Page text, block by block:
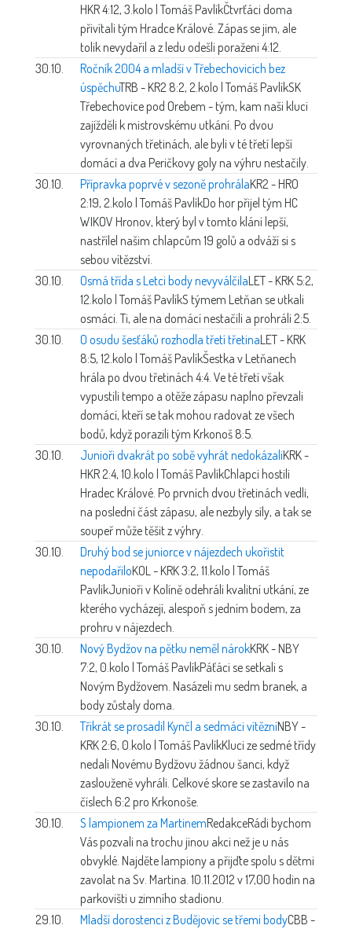
HKR 4:12, 3.kolo | Tomáš PavlíkČtvrťáci doma
přivítali tým Hradce Králové. Zápas se jim, ale
tolik nevydařil a z ledu odešli poraženi 4:12.
30.10.
Ročník 2004 a mladší v Třebechovicích bez
úspěchuTRB - KR2 8:2, 2.kolo | Tomáš PavlíkSK
Třebechovice pod Orebem - tým, kam naši kluci
zajížděli k mistrovskému utkání. Po dvou
vyrovnaných třetinách, ale byli v té třetí lepší
domácí a dva Peričkovy goly na výhru nestačily.
30.10.
Přípravka poprvé v sezoně prohrálaKR2 - HRO
2:19, 2.kolo | Tomáš PavlíkDo hor přijel tým HC
WIKOV Hronov, který byl v tomto klání lepší,
nastřílel našim chlapcům 19 golů a odváží si s
sebou vítězství.
30.10.
Osmá třída s Letci body nevyválčilaLET - KRK 5:2,
12.kolo | Tomáš PavlíkS týmem Letňan se utkali
osmáci. Ti, ale na domácí nestačili a prohráli 2:5.
30.10.
O osudu šesťáků rozhodla třetí třetinaLET - KRK
8:5, 12.kolo | Tomáš PavlíkŠestka v Letňanech
hrála po dvou třetinách 4:4. Ve té třetí však
vypustili tempo a otěže zápasu naplno převzali
domácí, kteří se tak mohou radovat ze všech
bodů, když porazili tým Krkonoš 8:5.
30.10.
Junioři dvakrát po sobě vyhrát nedokázaliKRK -
HKR 2:4, 10.kolo | Tomáš PavlíkChlapci hostili
Hradec Králové. Po prvních dvou třetinách vedli,
na poslední část zápasu, ale nezbyly síly, a tak se
soupeř může těšit z výhry.
30.10.
Druhý bod se juniorce v nájezdech ukořistit
nepodařiloKOL - KRK 3:2, 11.kolo | Tomáš
PavlíkJunioři v Kolíně odehráli kvalitní utkání, ze
kterého vycházejí, alespoň s jedním bodem, za
prohru v nájezdech.
30.10.
Nový Bydžov na pětku neměl nárokKRK - NBY
7:2, 0.kolo | Tomáš PavlíkPáťáci se setkali s
Novým Bydžovem. Nasázeli mu sedm branek, a
body zůstaly doma.
30.10.
Třikrát se prosadil Kynčl a sedmáci vítězníNBY -
KRK 2:6, 0.kolo | Tomáš PavlíkKluci ze sedmé třídy
nedali Novému Bydžovu žádnou šanci, když
zaslouženě vyhráli. Celkové skore se zastavilo na
číslech 6:2 pro Krkonoše.
30.10.
S lampionem za MartinemRedakceRádi bychom
Vás pozvali na trochu jinou akci než je u nás
obvyklé. Najděte lampiony a přijďte spolu s dětmi
zavolat na Sv. Martina. 10.11.2012 v 17,00 hodin na
parkovišti u zimního stadionu.
29.10.
Mladší dorostenci z Budějovic se třemi bodyCBB -